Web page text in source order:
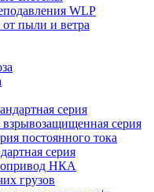
WLP
пыли и ветра
серия
серия
постоянного тока
серия
НКА
грузов